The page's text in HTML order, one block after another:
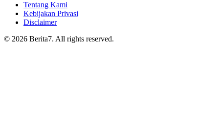
Tentang Kami
Kebijakan Privasi
Disclaimer
© 2026 Berita7. All rights reserved.